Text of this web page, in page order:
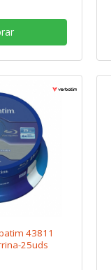
43811
25uds